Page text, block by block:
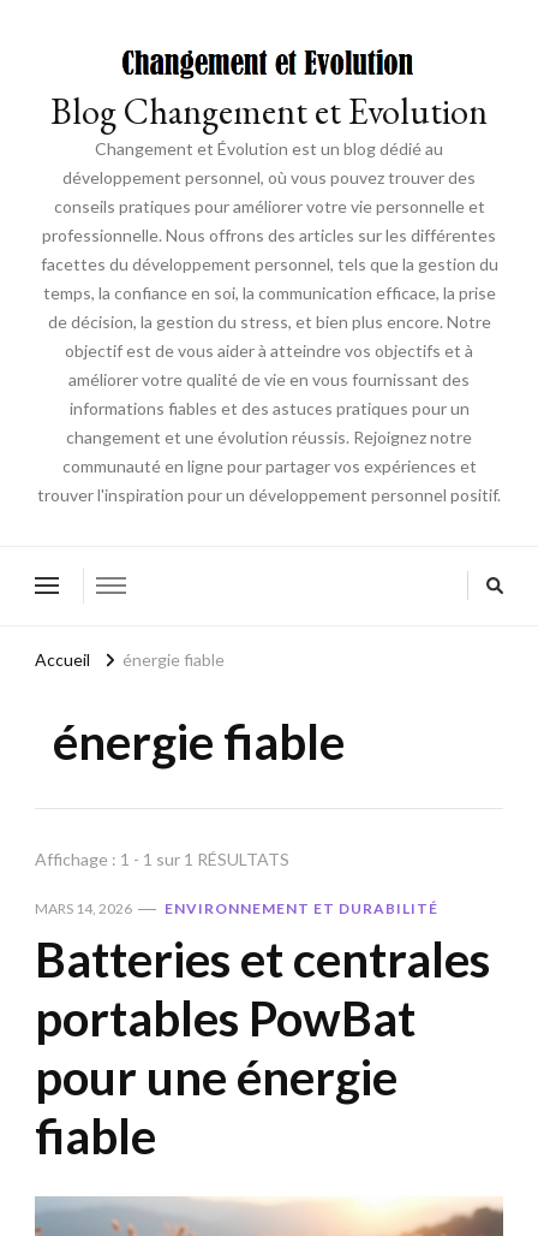
Blog Changement et Evolution
Changement et Évolution est un blog dédié au
développement personnel, où vous pouvez trouver des
conseils pratiques pour améliorer votre vie personnelle et
professionnelle. Nous offrons des articles sur les différentes
facettes du développement personnel, tels que la gestion du
temps, la confiance en soi, la communication efficace, la prise
de décision, la gestion du stress, et bien plus encore. Notre
objectif est de vous aider à atteindre vos objectifs et à
améliorer votre qualité de vie en vous fournissant des
informations fiables et des astuces pratiques pour un
changement et une évolution réussis. Rejoignez notre
communauté en ligne pour partager vos expériences et
trouver l'inspiration pour un développement personnel positif.
Accueil énergie fiable
énergie fiable
Affichage : 1 - 1 sur 1 RÉSULTATS
MARS 14, 2026 ENVIRONNEMENT ET DURABILITÉ
Batteries et centrales
portables PowBat
pour une énergie
fiable